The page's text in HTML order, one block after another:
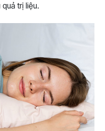
trị liệu.